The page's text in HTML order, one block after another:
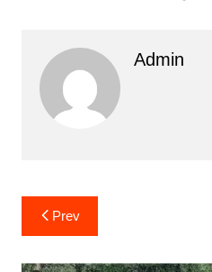
Admin
Post
navigation
Prev